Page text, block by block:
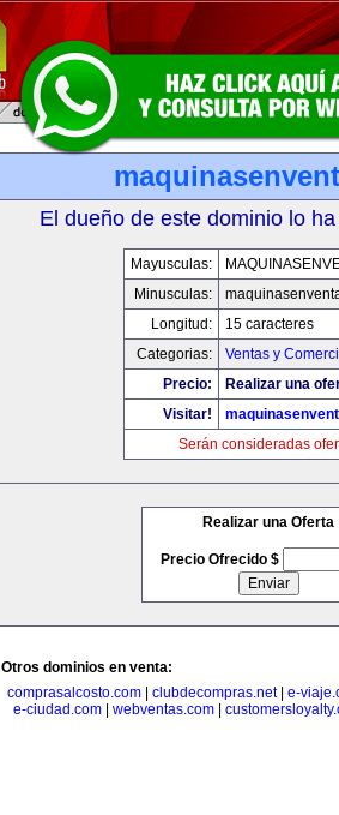
El dueño de este dominio lo
Mayusculas:
Minusculas:
Longitud:
15 caracteres
Categorias:
Ventas y
Precio:
Realizar una
Visitar!
Serán consideradas
Realizar una Oferta
Precio Ofrecido $
Otros dominios en venta:
comprasalcosto.com
clubdecompras.net| e-
e-ciudad.com| webventas.com|